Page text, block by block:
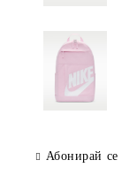
Абонирай се